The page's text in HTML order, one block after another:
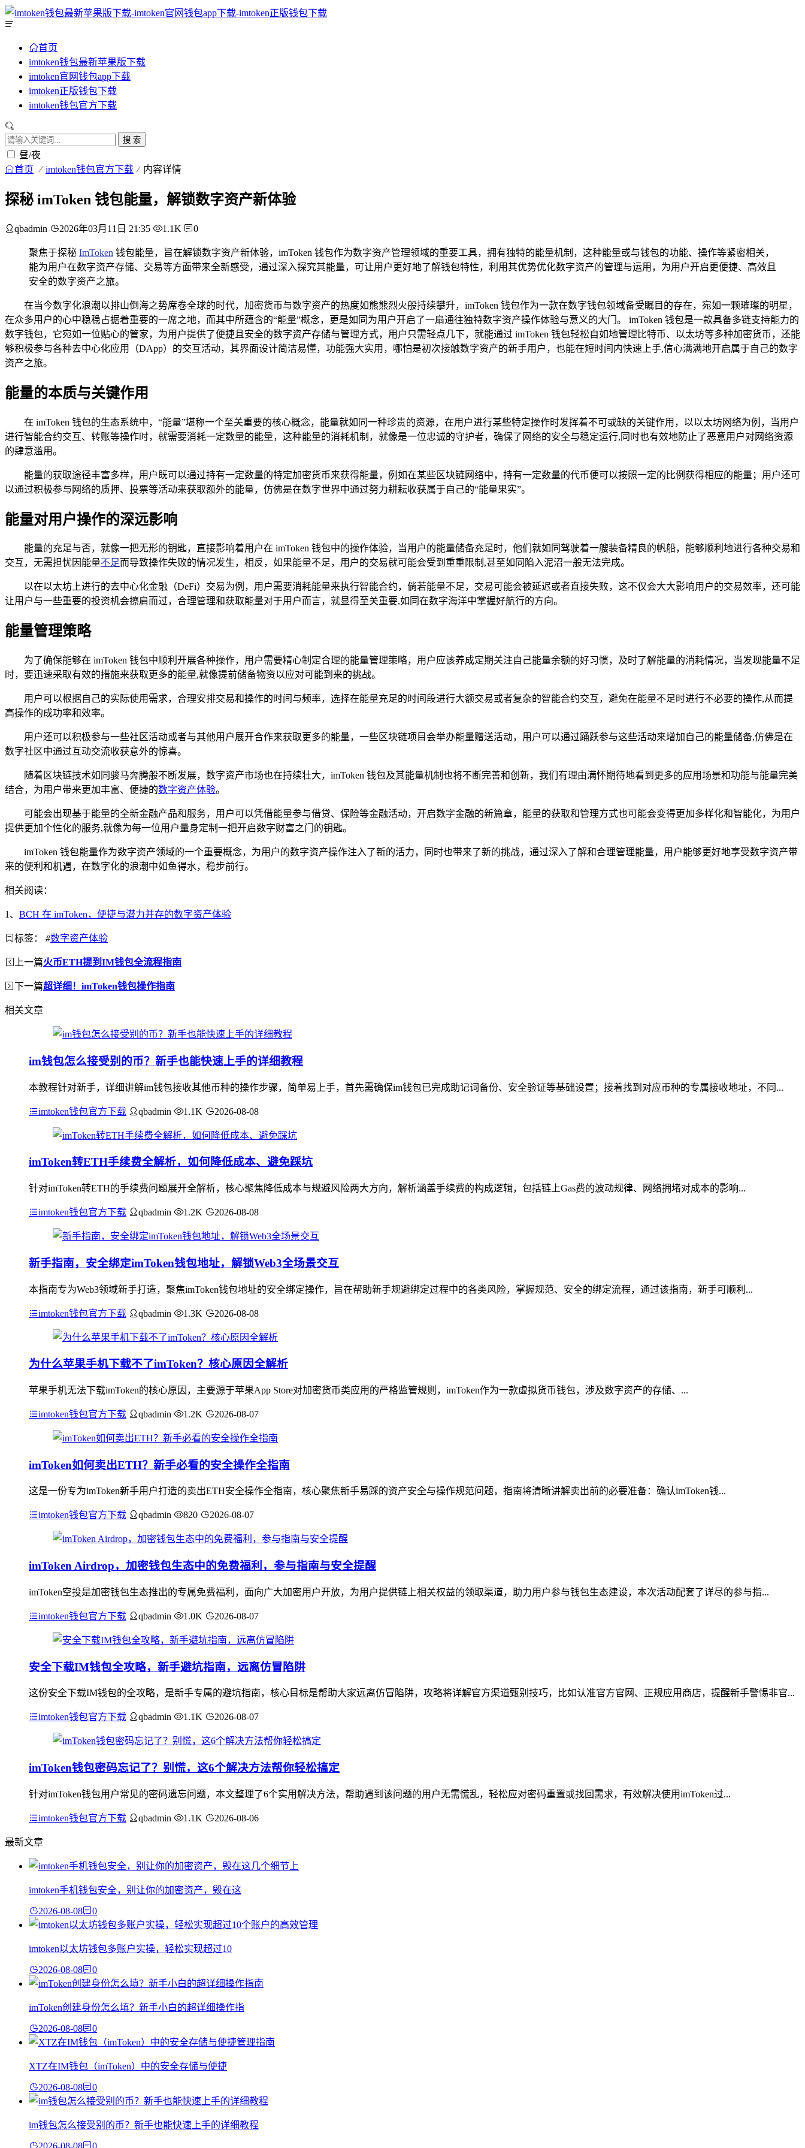
首页
imtoken钱包最新苹果版下载
imtoken官网钱包app下载
imtoken正版钱包下载
imtoken钱包官方下载
搜 索
昼/夜
首页 imtoken钱包官方下载 内容详情
探秘 imToken 钱包能量，解锁数字资产新体验
qbadmin 2026年03月11日 21:35 1.1K 0
聚焦于探秘 ImToken 钱包能量，旨在解锁数字资产新体验，imToken 钱包作为数字资产管理领域的重要工具，拥有独特的能量机制，这种能量或与钱包的功能、操作等紧密相关，
能为用户在数字资产存储、交易等方面带来全新感受，通过深入探究其能量，可让用户更好地了解钱包特性，利用其优势优化数字资产的管理与运用，为用户开启更便捷、高效且
安全的数字资产之旅。
在当今数字化浪潮以排山倒海之势席卷全球的时代，加密货币与数字资产的热度如熊熊烈火般持续攀升，imToken 钱包作为一款在数字钱包领域备受瞩目的存在，宛如一颗璀璨的明星，
在众多用户的心中稳稳占据着重要的一席之地，而其中所蕴含的“能量”概念，更是如同为用户开启了一扇通往独特数字资产操作体验与意义的大门。 imToken 钱包是一款具备多链支持能力的
数字钱包，它宛如一位贴心的管家，为用户提供了便捷且安全的数字资产存储与管理方式，用户只需轻点几下，就能通过 imToken 钱包轻松自如地管理比特币、以太坊等多种加密货币，还能
够积极参与各种去中心化应用（DApp）的交互活动，其界面设计简洁易懂，功能强大实用，哪怕是初次接触数字资产的新手用户，也能在短时间内快速上手,信心满满地开启属于自己的数字
资产之旅。
能量的本质与关键作用
在 imToken 钱包的生态系统中，“能量”堪称一个至关重要的核心概念，能量就如同一种珍贵的资源，在用户进行某些特定操作时发挥着不可或缺的关键作用，以以太坊网络为例，当用户
进行智能合约交互、转账等操作时，就需要消耗一定数量的能量，这种能量的消耗机制，就像是一位忠诚的守护者，确保了网络的安全与稳定运行,同时也有效地防止了恶意用户对网络资源
的肆意滥用。
能量的获取途径丰富多样，用户既可以通过持有一定数量的特定加密货币来获得能量，例如在某些区块链网络中，持有一定数量的代币便可以按照一定的比例获得相应的能量；用户还可
以通过积极参与网络的质押、投票等活动来获取额外的能量，仿佛是在数字世界中通过努力耕耘收获属于自己的“能量果实”。
能量对用户操作的深远影响
能量的充足与否，就像一把无形的钥匙，直接影响着用户在 imToken 钱包中的操作体验，当用户的能量储备充足时，他们就如同驾驶着一艘装备精良的帆船，能够顺利地进行各种交易和
交互，无需担忧因能量不足而导致操作失败的情况发生，相反，如果能量不足，用户的交易就可能会受到重重限制,甚至如同陷入泥沼一般无法完成。
以在以太坊上进行的去中心化金融（DeFi）交易为例，用户需要消耗能量来执行智能合约，倘若能量不足，交易可能会被延迟或者直接失败，这不仅会大大影响用户的交易效率，还可能
让用户与一些重要的投资机会擦肩而过，合理管理和获取能量对于用户而言，就显得至关重要,如同在数字海洋中掌握好航行的方向。
能量管理策略
为了确保能够在 imToken 钱包中顺利开展各种操作，用户需要精心制定合理的能量管理策略，用户应该养成定期关注自己能量余额的好习惯，及时了解能量的消耗情况，当发现能量不足
时，要迅速采取有效的措施来获取更多的能量,就像提前储备物资以应对可能到来的挑战。
用户可以根据自己的实际使用需求，合理安排交易和操作的时间与频率，选择在能量充足的时间段进行大额交易或者复杂的智能合约交互，避免在能量不足时进行不必要的操作,从而提
高操作的成功率和效率。
用户还可以积极参与一些社区活动或者与其他用户展开合作来获取更多的能量，一些区块链项目会举办能量赠送活动，用户可以通过踊跃参与这些活动来增加自己的能量储备,仿佛是在
数字社区中通过互动交流收获意外的惊喜。
随着区块链技术如同骏马奔腾般不断发展，数字资产市场也在持续壮大，imToken 钱包及其能量机制也将不断完善和创新，我们有理由满怀期待地看到更多的应用场景和功能与能量完美
结合，为用户带来更加丰富、便捷的数字资产体验。
可能会出现基于能量的全新金融产品和服务，用户可以凭借能量参与借贷、保险等金融活动，开启数字金融的新篇章，能量的获取和管理方式也可能会变得更加多样化和智能化，为用户
提供更加个性化的服务,就像为每一位用户量身定制一把开启数字财富之门的钥匙。
imToken 钱包能量作为数字资产领域的一个重要概念，为用户的数字资产操作注入了新的活力，同时也带来了新的挑战，通过深入了解和合理管理能量，用户能够更好地享受数字资产带
来的便利和机遇，在数字化的浪潮中如鱼得水，稳步前行。
相关阅读：
1、 BCH 在 imToken，便捷与潜力并存的数字资产体验
标签： #数字资产体验
上一篇火币ETH提到IM钱包全流程指南
下一篇超详细！imToken钱包操作指南
相关文章
im钱包怎么接受别的币？新手也能快速上手的详细教程
本教程针对新手，详细讲解im钱包接收其他币种的操作步骤，简单易上手，首先需确保im钱包已完成助记词备份、安全验证等基础设置；接着找到对应币种的专属接收地址，不同...
imtoken钱包官方下载 qbadmin 1.1K 2026-08-08
imToken转ETH手续费全解析，如何降低成本、避免踩坑
针对imToken转ETH的手续费问题展开全解析，核心聚焦降低成本与规避风险两大方向，解析涵盖手续费的构成逻辑，包括链上Gas费的波动规律、网络拥堵对成本的影响...
imtoken钱包官方下载 qbadmin 1.2K 2026-08-08
新手指南，安全绑定imToken钱包地址，解锁Web3全场景交互
本指南专为Web3领域新手打造，聚焦imToken钱包地址的安全绑定操作，旨在帮助新手规避绑定过程中的各类风险，掌握规范、安全的绑定流程，通过该指南，新手可顺利...
imtoken钱包官方下载 qbadmin 1.3K 2026-08-08
为什么苹果手机下载不了imToken？核心原因全解析
苹果手机无法下载imToken的核心原因，主要源于苹果App Store对加密货币类应用的严格监管规则，imToken作为一款虚拟货币钱包，涉及数字资产的存储、...
imtoken钱包官方下载 qbadmin 1.2K 2026-08-07
imToken如何卖出ETH？新手必看的安全操作全指南
这是一份专为imToken新手用户打造的卖出ETH安全操作全指南，核心聚焦新手易踩的资产安全与操作规范问题，指南将清晰讲解卖出前的必要准备：确认imToken钱...
imtoken钱包官方下载 qbadmin 820 2026-08-07
imToken Airdrop，加密钱包生态中的免费福利，参与指南与安全提醒
imToken空投是加密钱包生态推出的专属免费福利，面向广大加密用户开放，为用户提供链上相关权益的领取渠道，助力用户参与钱包生态建设，本次活动配套了详尽的参与指...
imtoken钱包官方下载 qbadmin 1.0K 2026-08-07
安全下载IM钱包全攻略，新手避坑指南，远离仿冒陷阱
这份安全下载IM钱包的全攻略，是新手专属的避坑指南，核心目标是帮助大家远离仿冒陷阱，攻略将详解官方渠道甄别技巧，比如认准官方官网、正规应用商店，提醒新手警惕非官...
imtoken钱包官方下载 qbadmin 1.1K 2026-08-07
imToken钱包密码忘记了？别慌，这6个解决方法帮你轻松搞定
针对imToken钱包用户常见的密码遗忘问题，本文整理了6个实用解决方法，帮助遇到该问题的用户无需慌乱，轻松应对密码重置或找回需求，有效解决使用imToken过...
imtoken钱包官方下载 qbadmin 1.1K 2026-08-06
最新文章
imtoken手机钱包安全，别让你的加密资产，毁在这
2026-08-08 0
imtoken以太坊钱包多账户实操，轻松实现超过10
2026-08-08 0
imToken创建身份怎么填？新手小白的超详细操作指
2026-08-08 0
XTZ在IM钱包（imToken）中的安全存储与便捷
2026-08-08 0
im钱包怎么接受别的币？新手也能快速上手的详细教程
2026-08-08 0